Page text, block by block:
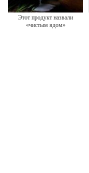
Этот продукт назвали
«чистым ядом»